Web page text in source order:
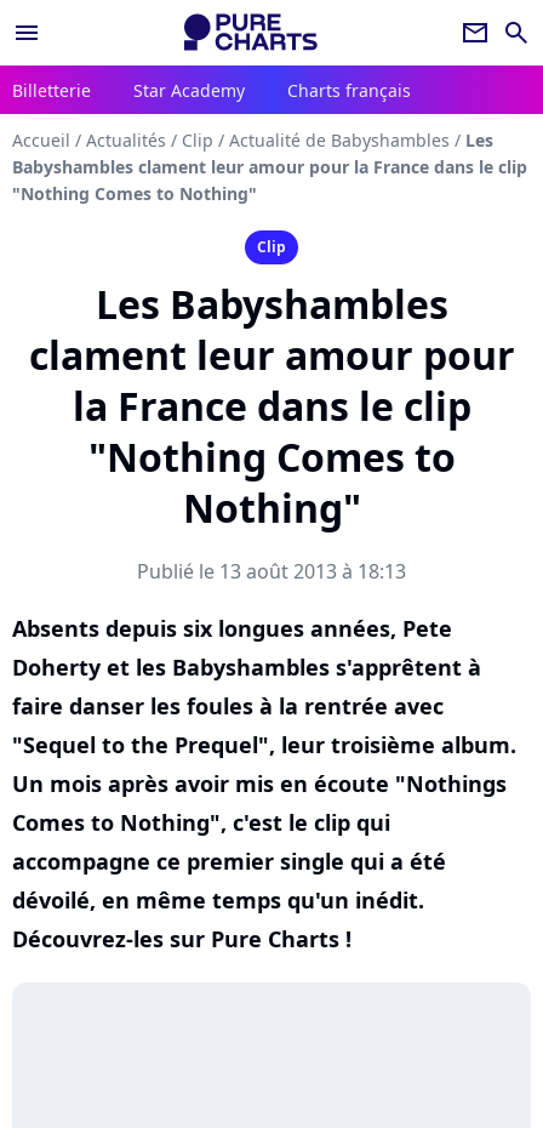
menu newsletter search
Billetterie Star Academy Charts français
Accueil / Actualités / Clip / Actualité de Babyshambles / Les
Babyshambles clament leur amour pour la France dans le clip
"Nothing Comes to Nothing"
Clip
Les Babyshambles
clament leur amour pour
la France dans le clip
"Nothing Comes to
Nothing"
Publié le 13 août 2013 à 18:13
Absents depuis six longues années, Pete
Doherty et les Babyshambles s'apprêtent à
faire danser les foules à la rentrée avec
"Sequel to the Prequel", leur troisième album.
Un mois après avoir mis en écoute "Nothings
Comes to Nothing", c'est le clip qui
accompagne ce premier single qui a été
dévoilé, en même temps qu'un inédit.
Découvrez-les sur Pure Charts !